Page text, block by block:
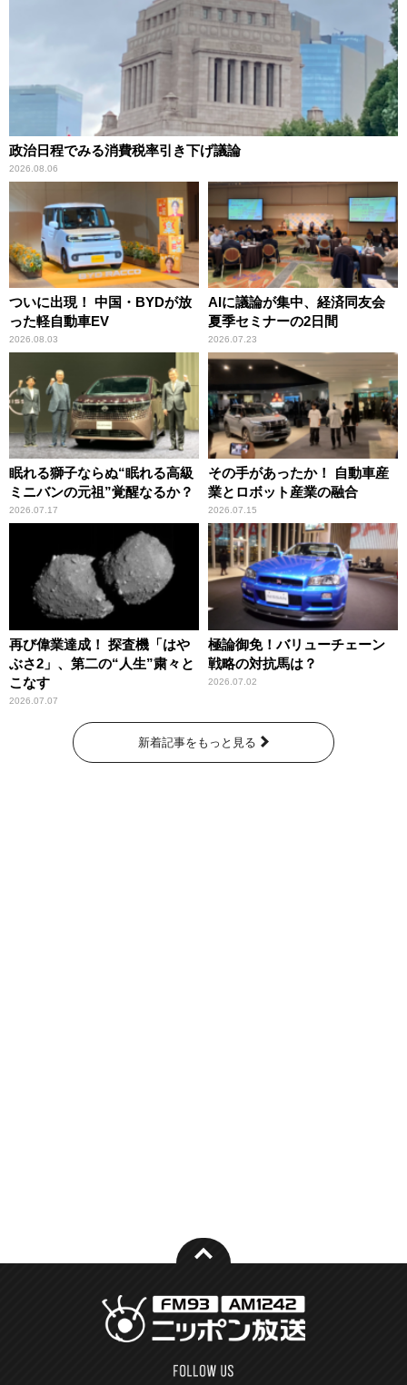
政治日程でみる消費税率引き下げ議論
2026.08.06
ついに出現！ 中国・BYDが放
った軽自動車EV
2026.08.03
AIに議論が集中、経済同友会
夏季セミナーの2日間
2026.07.23
眠れる獅子ならぬ“眠れる高級
ミニバンの元祖”覚醒なるか？
2026.07.17
その手があったか！ 自動車産
業とロボット産業の融合
2026.07.15
再び偉業達成！ 探査機「はや
ぶさ2」、第二の“人生”粛々と
こなす
2026.07.07
極論御免！バリューチェーン
戦略の対抗馬は？
2026.07.02
新着記事をもっと見る